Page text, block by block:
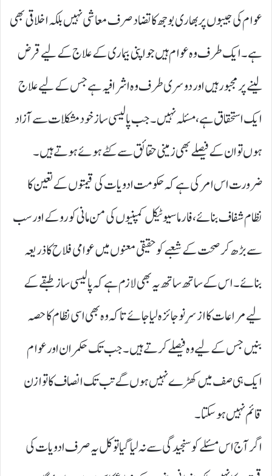
عوام کی جیبوں پر بھاری بوجھ کا تضاد صرف معاشی نہیں بلکہ اخلاقی بھی
ہے۔ ایک طرف وہ عوام ہیں جو اپنی بیماری کے علاج کے لیے قرض
لینے پر مجبور ہیں اور دوسری طرف وہ اشرافیہ ہے جس کے لیے علاج
ایک استحقاق ہے، مسئلہ نہیں۔ جب پالیسی ساز خود مشکلات سے آزاد
ہوں تو ان کے فیصلے بھی زمینی حقائق سے کٹے ہوئے ہوتے ہیں۔
ضرورت اس امر کی ہے کہ حکومت ادویات کی قیمتوں کے تعین کا
نظام شفاف بنائے، فارما سیوٹیکل کمپنیوں کی من مانی کو روکے اور سب
سے بڑھ کر صحت کے شعبے کو حقیقی معنوں میں عوامی فلاح کا ذریعہ
بنائے۔ اس کے ساتھ ساتھ یہ بھی لازم ہے کہ پالیسی ساز طبقے کے
لیے مراعات کا ازسرِنو جائزہ لیا جائے تاکہ وہ بھی اسی نظام کا حصہ
بنیں جس کے لیے وہ فیصلے کرتے ہیں۔ جب تک حکمران اور عوام
ایک ہی صف میں کھڑے نہیں ہوں گے تب تک انصاف کا توازن
قائم نہیں ہو سکتا۔
اگر آج اس مسئلے کو سنجیدگی سے نہ لیا گیا تو کل یہ صرف ادویات کی